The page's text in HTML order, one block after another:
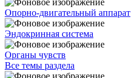
Опорно-двигательный аппарат
Эндокринная система
Органы чувств
Все темы раздела